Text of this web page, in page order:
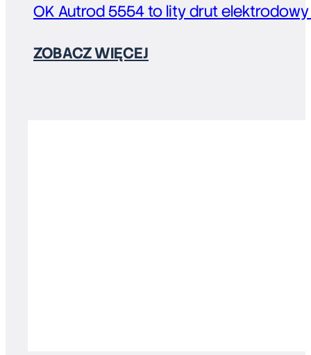
OK Autrod 5554 to lity drut
ZOBACZ WIĘCEJ